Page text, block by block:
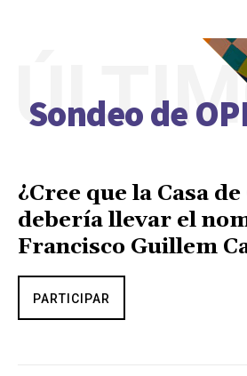
Sondeo de
¿Cree que la Casa
debería llevar el
Francisco Guillem
PARTICIPAR